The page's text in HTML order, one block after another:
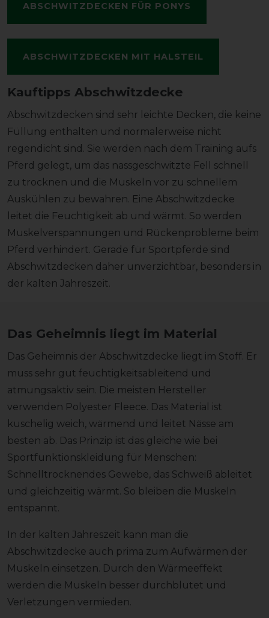
ABSCHWITZDECKEN FÜR PONYS
ABSCHWITZDECKEN MIT HALSTEIL
Kauftipps Abschwitzdecke
Abschwitzdecken sind sehr leichte Decken, die keine
Füllung enthalten und normalerweise nicht
regendicht sind. Sie werden nach dem Training aufs
Pferd gelegt, um das nassgeschwitzte Fell schnell
zu trocknen und die Muskeln vor zu schnellem
Auskühlen zu bewahren. Eine Abschwitzdecke
leitet die Feuchtigkeit ab und wärmt. So werden
Muskelverspannungen und Rückenprobleme beim
Pferd verhindert. Gerade für Sportpferde sind
Abschwitzdecken daher unverzichtbar, besonders in
der kalten Jahreszeit.
Das Geheimnis liegt im Material
Das Geheimnis der Abschwitzdecke liegt im Stoff. Er
muss sehr gut feuchtigkeitsableitend und
atmungsaktiv sein. Die meisten Hersteller
verwenden Polyester Fleece. Das Material ist
kuschelig weich, wärmend und leitet Nässe am
besten ab. Das Prinzip ist das gleiche wie bei
Sportfunktionskleidung für Menschen:
Schnelltrocknendes Gewebe, das Schweiß ableitet
und gleichzeitig wärmt. So bleiben die Muskeln
entspannt.
In der kalten Jahreszeit kann man die
Abschwitzdecke auch prima zum Aufwärmen der
Muskeln einsetzen. Durch den Wärmeeffekt
werden die Muskeln besser durchblutet und
Verletzungen vermieden.